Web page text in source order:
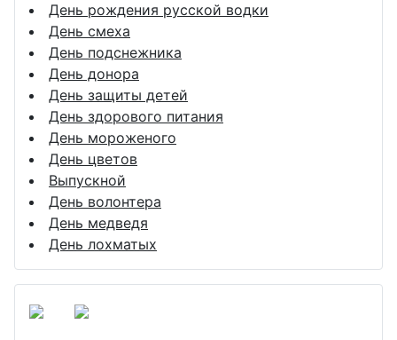
День рождения русской водки
День смеха
День подснежника
День донора
День защиты детей
День здорового питания
День мороженого
День цветов
Выпускной
День волонтера
День медведя
День лохматых